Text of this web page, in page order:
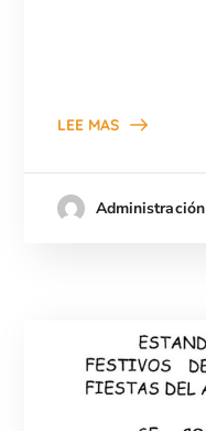
LEE MAS
Administración